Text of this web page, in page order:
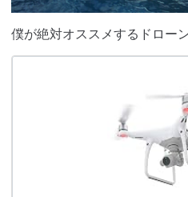
僕が絶対オススメするドロー